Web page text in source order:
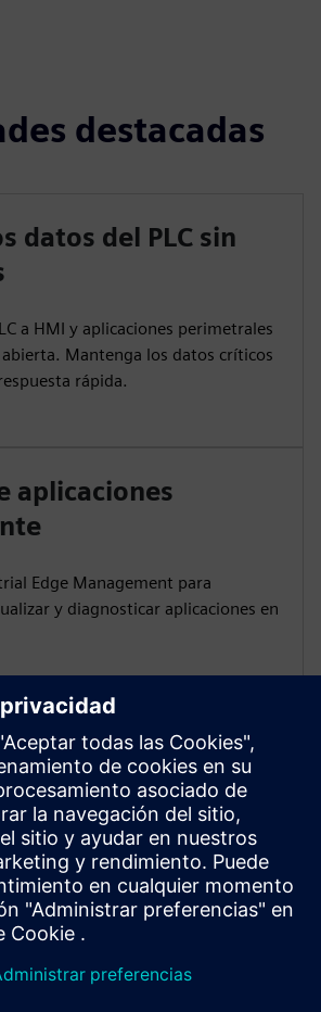
destacadas
datos del PLC sin
a HMI y aplicaciones perimetrales
Mantenga los datos críticos
rápida.
aplicaciones
Edge Management para
y diagnosticar aplicaciones en
de PROFINET
detecta cuellos de botella y
los problemas afecten la
Traffic Analyzer.